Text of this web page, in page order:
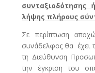
συνταξιοδότησης
λήψης πλήρους
Σε περίπτωση
συνάδελφος θα έχει
τη Διεύθυνση
την έγκριση του